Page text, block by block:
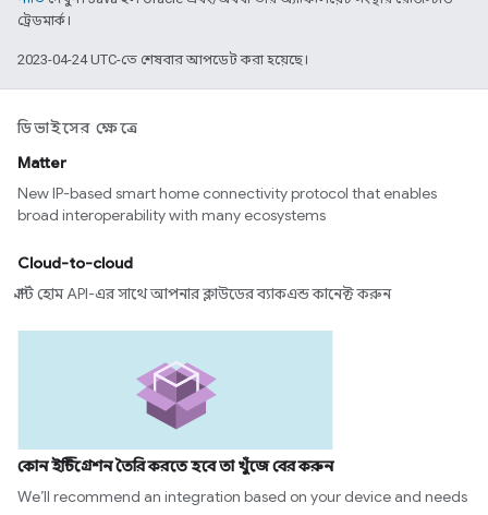
ট্রেডমার্ক।
2023-04-24 UTC-তে শেষবার আপডেট করা হয়েছে।
ডিভাইসের ক্ষেত্রে
Matter
New IP-based smart home connectivity protocol that enables
broad interoperability with many ecosystems
Cloud-to-cloud
স্মার্ট হোম API-এর সাথে আপনার ক্লাউডের ব্যাকএন্ড কানেক্ট করুন
কোন ইন্টিগ্রেশন তৈরি করতে হবে তা খুঁজে বের করুন
We’ll recommend an integration based on your device and needs